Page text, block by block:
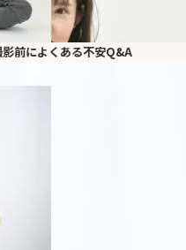
前によくある不安Q&A